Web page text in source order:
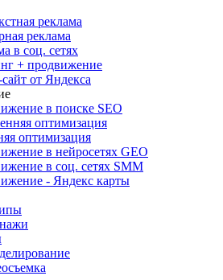
реклама
реклама
в соц. сетях
+ продвижение
от Яндекса
в поиске SEO
оптимизация
оптимизация
в нейросетях GEO
в соц. сетях SMM
- Яндекс карты